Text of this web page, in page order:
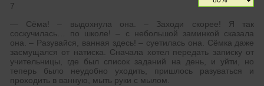
7
— Сёма! – выдохнула она. – Заходи скорее! Я так
соскучилась… по школе! – с небольшой заминкой сказала
она. – Разувайся, ванная здесь! – суетилась она. Сёмка даже
засмущался от натиска. Сначала хотел передать записку от
учительницы, где был список заданий на день, и уйти, но
теперь было неудобно уходить, пришлось разуваться и
проходить в ванную, мыть руки с мылом.